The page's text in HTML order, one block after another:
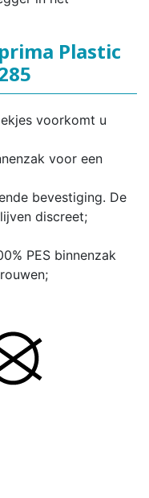
Plastic
voorkomt u
voor een
bevestiging. De
discreet;
PES binnenzak